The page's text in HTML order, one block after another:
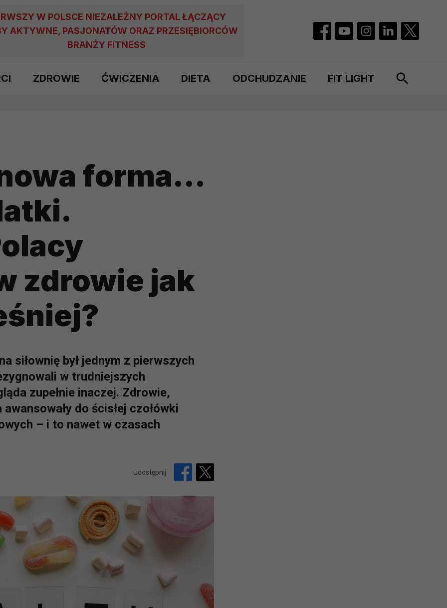
W POLSCE NIEZALEŻNY PORTAL ŁĄCZĄCY
AKTYWNE, PASJONATÓW ORAZ PRZESIĘBIORCÓW
BRANŻY FITNESS
ZDROWIE ĆWICZENIA DIETA ODCHUDZANIE FIT LIGHT
forma…
zdrowie jak
siłownię był jednym z pierwszych
w trudniejszych
zupełnie inaczej. Zdrowie,
do ścisłej czołówki
– i to nawet w czasach
Udostępnij